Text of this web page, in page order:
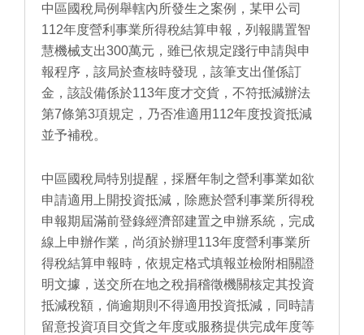
中區國稅局例舉轄內所發生之案例，某甲公司
112年度營利事業所得稅結算申報，列報購置智
慧機械支出300萬元，雖已依規定踐行申請與申
報程序，該局於查核時發現，該筆支出僅係訂
金，該設備係於113年度才交貨，不符抵減辦法
第7條第3項規定，乃否准適用112年度投資抵減
並予補稅。
中區國稅局特別提醒，採曆年制之營利事業如欲
申請適用上開投資抵減，除應於營利事業所得稅
申報期屆滿前登錄經濟部建置之申辦系統，完成
線上申辦作業，尚須於辦理113年度營利事業所
得稅結算申報時，依規定格式填報並檢附相關證
明文據，送交所在地之稅捐稽徵機關核定其投資
抵減稅額，倘逾期則不得適用投資抵減，同時請
留意投資項目交貨之年度或服務提供完成年度等